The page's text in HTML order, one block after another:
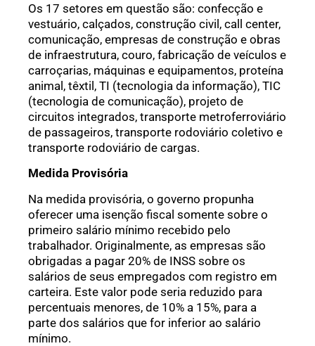
Os 17 setores em questão são: confecção e
vestuário, calçados, construção civil, call center,
comunicação, empresas de construção e obras
de infraestrutura, couro, fabricação de veículos e
carroçarias, máquinas e equipamentos, proteína
animal, têxtil, TI (tecnologia da informação), TIC
(tecnologia de comunicação), projeto de
circuitos integrados, transporte metroferroviário
de passageiros, transporte rodoviário coletivo e
transporte rodoviário de cargas.
Medida Provisória
Na medida provisória, o governo propunha
oferecer uma isenção fiscal somente sobre o
primeiro salário mínimo recebido pelo
trabalhador. Originalmente, as empresas são
obrigadas a pagar 20% de INSS sobre os
salários de seus empregados com registro em
carteira. Este valor pode seria reduzido para
percentuais menores, de 10% a 15%, para a
parte dos salários que for inferior ao salário
mínimo.